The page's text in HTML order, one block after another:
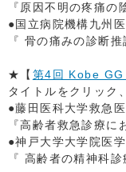
『原因不明の疼痛
●国立病院機構九州
『 骨の痛みの診断
★【 第4回 Kobe
タイトルをクリック
●藤田医科大学救急
『高齢者救急診療に
●神戸大学大学院医
『 高齢者の精神科